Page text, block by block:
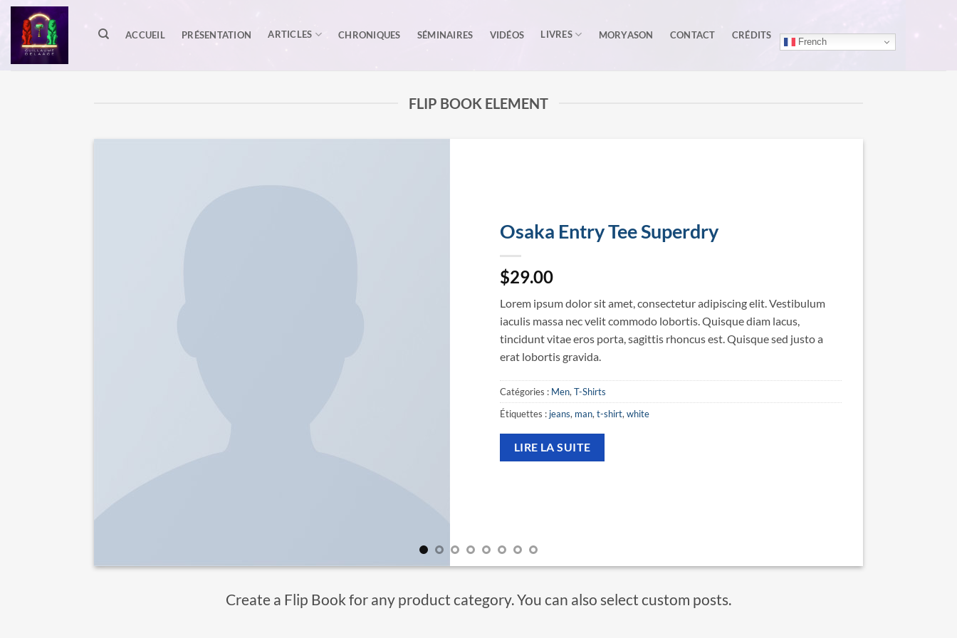
Passer
contenu
ACCUEIL PRÉSENTATION ARTICLES CHRONIQUES SÉMINAIRES VIDÉOS LIVRES MORYASON CONTACT CRÉDITS
French
FLIP BOOK ELEMENT
Osaka Entry Tee Superdry
$29.00
Lorem ipsum dolor sit amet, consectetur adipiscing elit. Vestibulum
iaculis massa nec velit commodo lobortis. Quisque diam lacus,
tincidunt vitae eros porta, sagittis rhoncus est. Quisque sed justo a
erat lobortis gravida.
Catégories : Men, T-Shirts
Étiquettes : jeans, man, t-shirt, white
LIRE LA SUITE
Create a Flip Book for any product category. You can also select custom posts.